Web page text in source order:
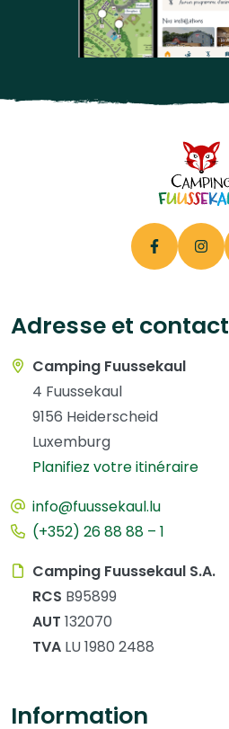
Adresse et contact
Camping Fuussekaul
4 Fuussekaul
9156 Heiderscheid
Luxemburg
Planifiez votre itinéraire
info@fuussekaul.lu
(+352) 26 88 88 – 1
Camping Fuussekaul S.A.
RCS B95899
AUT 132070
TVA LU 1980 2488
Information